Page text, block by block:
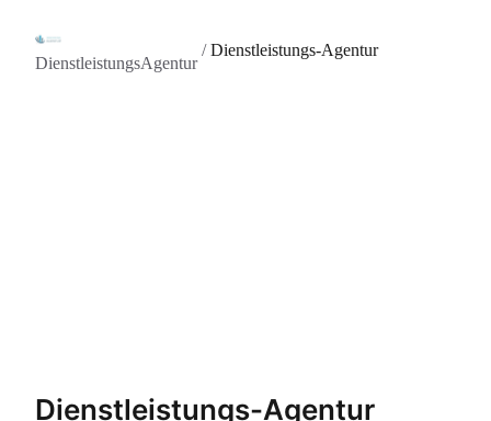
DienstleistungsAgentur
/Dienstleistungs-Agentur
Dienstleistungs-Agentur